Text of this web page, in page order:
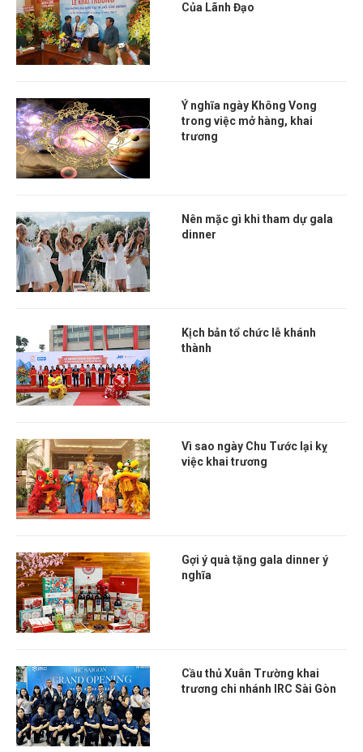
Của Lãnh Đạo
Ý nghĩa ngày Không Vong
trong việc mở hàng, khai
trương
Nên mặc gì khi tham dự gala
dinner
Kịch bản tổ chức lễ khánh
thành
Vì sao ngày Chu Tước lại kỵ
việc khai trương
Gợi ý quà tặng gala dinner ý
nghĩa
Cầu thủ Xuân Trường khai
trương chi nhánh IRC Sài Gòn